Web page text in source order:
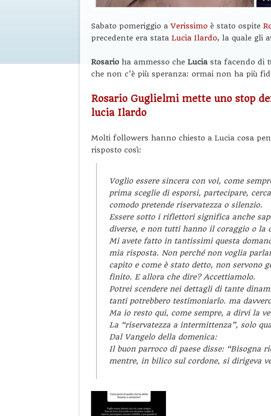
Sabato pomeriggio a Verissimo è stato ospite
precedente era stata Lucia Ilardo, la quale gli
Rosario ha ammesso che Luciasta facendo di
che non c’è più speranza: ormai non ha più
Rosario Guglielmi mette uno stop
lucia Ilardo
Molti followers hanno chiesto a Lucia cosa
risposto così:
Voglio essere sincera con voi, come
prima sceglie di esporsi, partecipare,
comodo pretende riservatezza o silenzio.
Essere sotto i riflettori significa anche
diverse, e non tutti hanno il coraggio o la
Mi avete fatto in tantissimi questa
mia risposta. Non perché non voglia
capito e come è stato detto, non servono
finito. E allora che dire? Accettiamolo.
Potrei scendere nei dettagli di tante
tanti potrebbero testimoniarlo. ma
Ma io resto qui, come sempre, a dirvi la
La “riservatezza a intermittenza”, solo
Dal Vangelo della domenica:
Il buon parroco di paese disse: “Bisogna
mentre, in bilico sul cordone, si dirigeva